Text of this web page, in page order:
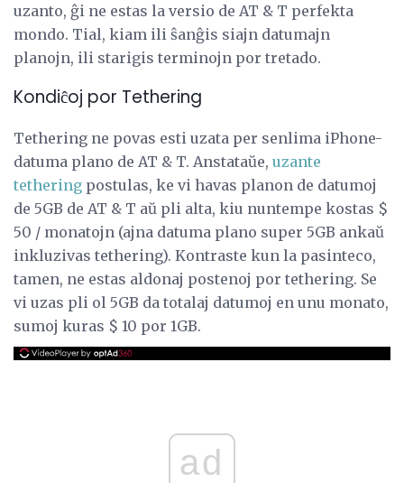
uzanto, ĝi ne estas la versio de AT & T perfekta
mondo. Tial, kiam ili ŝanĝis siajn datumajn
planojn, ili starigis terminojn por tretado.
Kondiĉoj por Tethering
Tethering ne povas esti uzata per senlima iPhone-
datuma plano de AT & T. Anstataŭe, uzante
tethering postulas, ke vi havas planon de datumoj
de 5GB de AT & T aŭ pli alta, kiu nuntempe kostas $
50 / monatojn (ajna datuma plano super 5GB ankaŭ
inkluzivas tethering). Kontraste kun la pasinteco,
tamen, ne estas aldonaj postenoj por tethering. Se
vi uzas pli ol 5GB da totalaj datumoj en unu monato,
sumoj kuras $ 10 por 1GB.
ad